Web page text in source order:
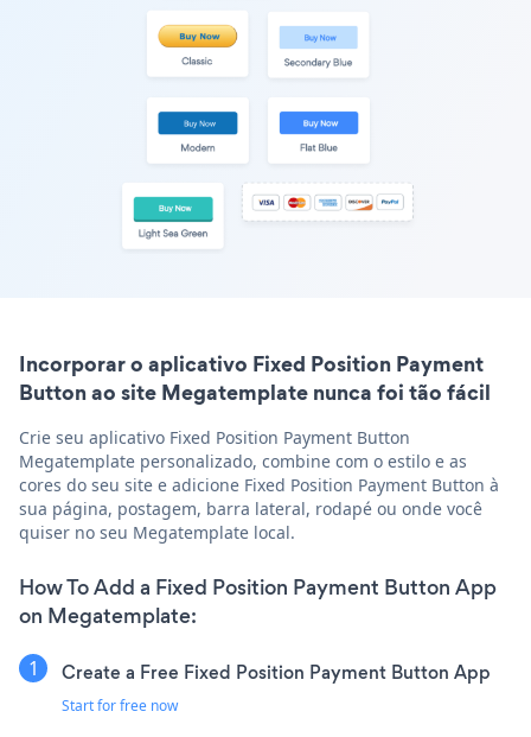
Incorporar o aplicativo Fixed Position Payment
Button ao site Megatemplate nunca foi tão fácil
Crie seu aplicativo Fixed Position Payment Button
Megatemplate personalizado, combine com o estilo e as
cores do seu site e adicione Fixed Position Payment Button à
sua página, postagem, barra lateral, rodapé ou onde você
quiser no seu Megatemplate local.
How To Add a Fixed Position Payment Button App
on Megatemplate:
Create a Free Fixed Position Payment Button App
Start for free now